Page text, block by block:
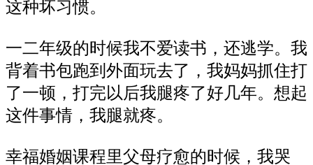
这种坏习惯。
一二年级的时候我不爱读书，还逃学。我
背着书包跑到外面玩去了，我妈妈抓住打
了一顿，打完以后我腿疼了好几年。想起
这件事情，我腿就疼。
幸福婚姻课程里父母疗愈的时候，我哭